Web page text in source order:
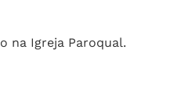
na Igreja Paroqual.